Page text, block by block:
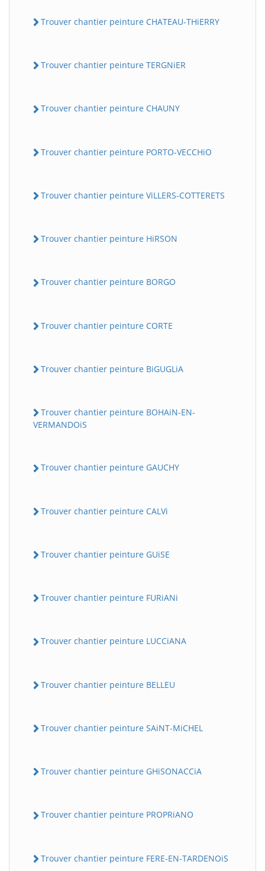
Trouver chantier peinture CHATEAU-THiERRY
Trouver chantier peinture TERGNiER
Trouver chantier peinture CHAUNY
Trouver chantier peinture PORTO-VECCHiO
Trouver chantier peinture ViLLERS-COTTERETS
Trouver chantier peinture HiRSON
Trouver chantier peinture BORGO
Trouver chantier peinture CORTE
Trouver chantier peinture BiGUGLiA
Trouver chantier peinture BOHAiN-EN-
VERMANDOiS
Trouver chantier peinture GAUCHY
Trouver chantier peinture CALVi
Trouver chantier peinture GUiSE
Trouver chantier peinture FURiANi
Trouver chantier peinture LUCCiANA
Trouver chantier peinture BELLEU
Trouver chantier peinture SAiNT-MiCHEL
Trouver chantier peinture GHiSONACCiA
Trouver chantier peinture PROPRiANO
Trouver chantier peinture FERE-EN-TARDENOiS